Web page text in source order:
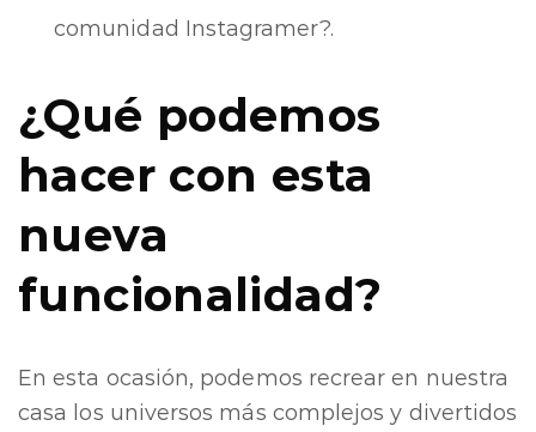
comunidad Instagramer?.
¿Qué podemos
hacer con esta
nueva
funcionalidad?
En esta ocasión, podemos recrear en nuestra
casa los universos más complejos y divertidos